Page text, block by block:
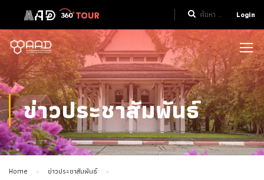
Login
ข่าวประชาสัมพันธ์
Home
ข่าวประชาสัมพันธ์